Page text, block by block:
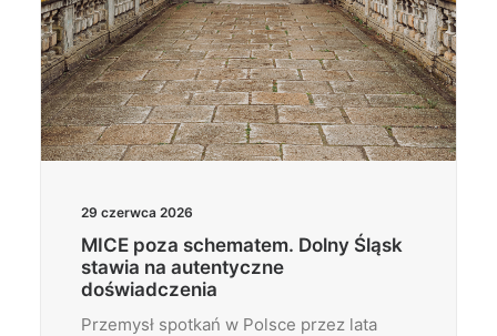
29 czerwca 2026
MICE poza schematem. Dolny Śląsk
stawia na autentyczne
doświadczenia
Przemysł spotkań w Polsce przez lata